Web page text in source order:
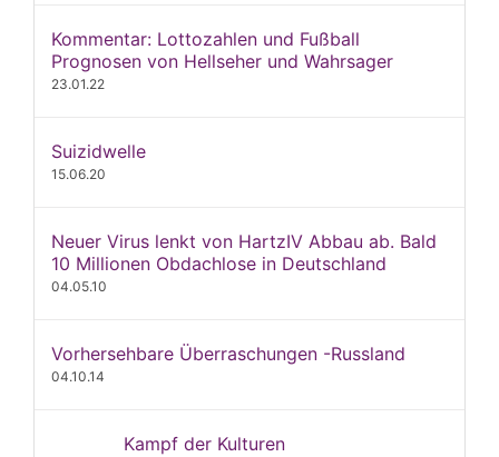
Kommentar: Lottozahlen und Fußball
Prognosen von Hellseher und Wahrsager
23.01.22
Suizidwelle
15.06.20
Neuer Virus lenkt von HartzIV Abbau ab. Bald
10 Millionen Obdachlose in Deutschland
04.05.10
Vorhersehbare Überraschungen -Russland
04.10.14
Kampf der Kulturen